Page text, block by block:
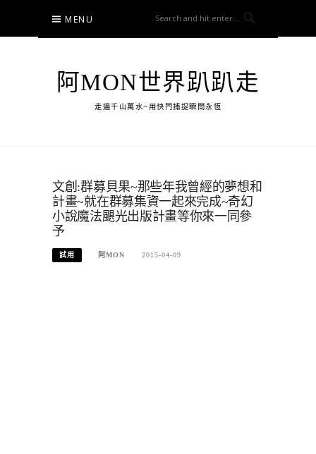
content
MENU
阿MON世界趴趴走
走遍千山萬水~用快門捕捉瞬間永恆
文創:群募貝果~那些年我曾經的夢想和
計畫~就在群募集資一起來完成~奇幻
小說魔法颶光出版計畫等你來一同參
予
試用 阿MON 2015-04-09